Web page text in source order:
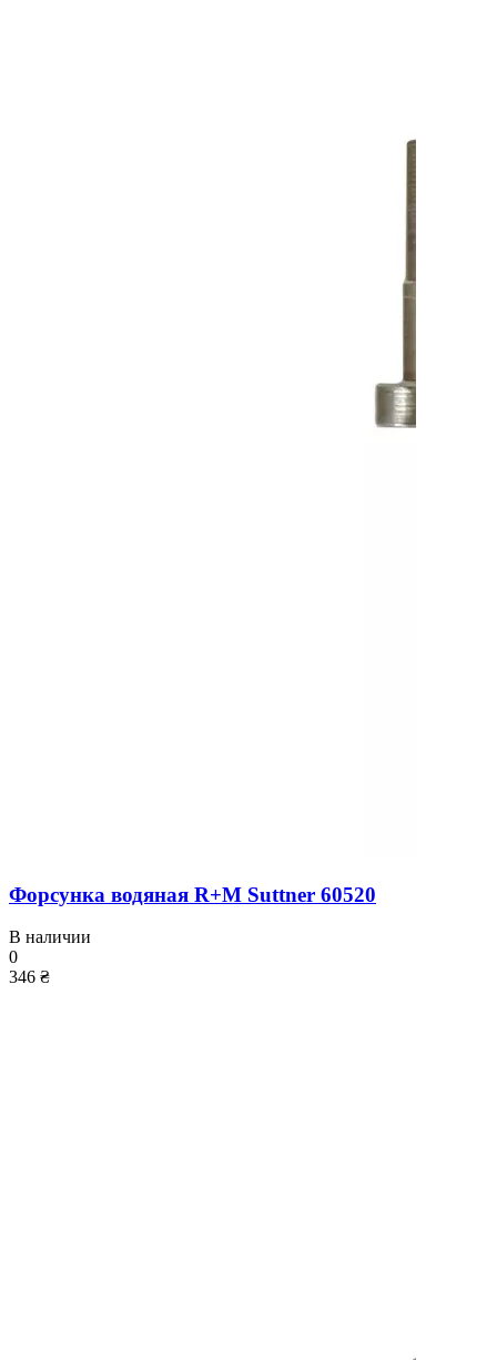
Форсунка водяная R+M Suttner 60520
В наличии
0
346 ₴